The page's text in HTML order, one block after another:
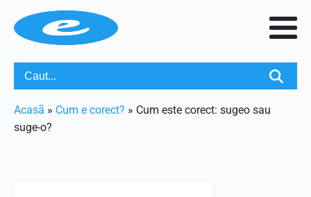
Acasã » Cum e corect? » Cum este corect: sugeo sau
suge-o?